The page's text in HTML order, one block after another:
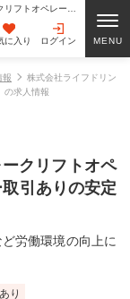
に入り ログイン
報
株式会社ライフドリン
の求人情報
クリフトオペ
引ありの安定
労働環境の向上に
り